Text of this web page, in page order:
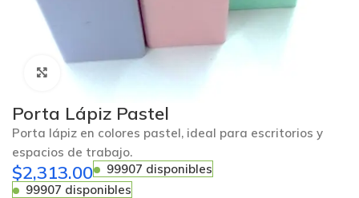
Click to enlarge
Porta Lápiz Pastel
Porta lápiz en colores pastel, ideal para escritorios y
espacios de trabajo.
$2,313.00
99907 disponibles
99907 disponibles